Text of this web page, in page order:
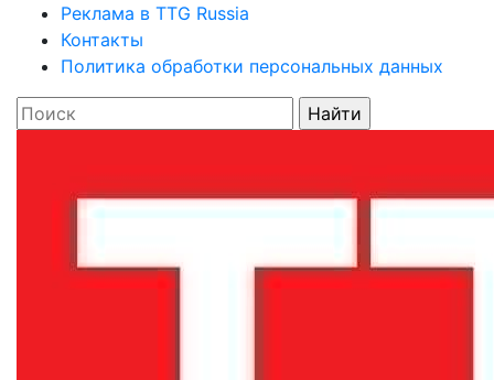
Реклама в TTG Russia
Контакты
Политика обработки персональных данных